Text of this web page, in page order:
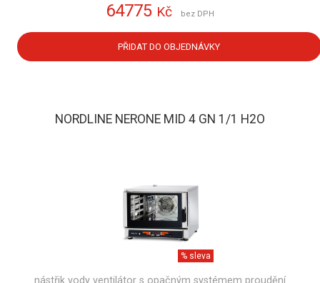
64775 Kč bez DPH
PŘIDAT DO OBJEDNÁVKY
NORDLINE NERONE MID 4 GN 1/1 H2O
% sleva